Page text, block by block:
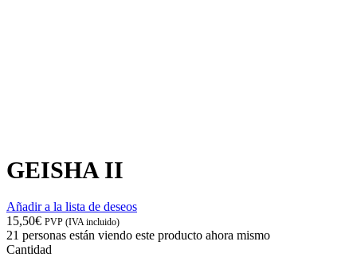
GEISHA II
Añadir a la lista de deseos
15,50€ PVP (IVA incluido)
21 personas están viendo este producto ahora mismo
Cantidad